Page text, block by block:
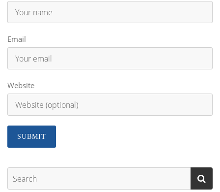
Email
Website